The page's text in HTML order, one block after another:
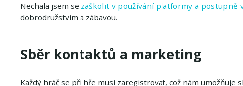
Nechala jsem se zaškolit v používání platformy a postupně
dobrodružstvím a zábavou.
Sběr kontaktů a marketing
Každý hráč se při hře musí zaregistrovat, což nám umožňuje